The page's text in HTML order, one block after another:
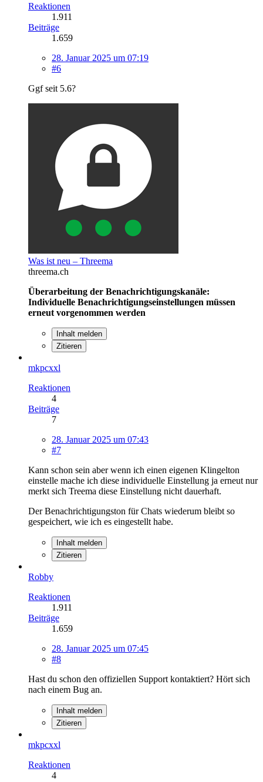
Reaktionen
1.911
Beiträge
1.659
28. Januar 2025 um 07:19
#6
Ggf seit 5.6?
Was ist neu – Threema
threema.ch
Überarbeitung der Benachrichtigungskanäle:
Individuelle Benachrichtigungseinstellungen müssen
erneut vorgenommen werden
Inhalt melden
Zitieren
mkpcxxl
Reaktionen
4
Beiträge
7
28. Januar 2025 um 07:43
#7
Kann schon sein aber wenn ich einen eigenen Klingelton
einstelle mache ich diese individuelle Einstellung ja erneut nur
merkt sich Treema diese Einstellung nicht dauerhaft.
Der Benachrichtigungston für Chats wiederum bleibt so
gespeichert, wie ich es eingestellt habe.
Inhalt melden
Zitieren
Robby
Reaktionen
1.911
Beiträge
1.659
28. Januar 2025 um 07:45
#8
Hast du schon den offiziellen Support kontaktiert? Hört sich
nach einem Bug an.
Inhalt melden
Zitieren
mkpcxxl
Reaktionen
4